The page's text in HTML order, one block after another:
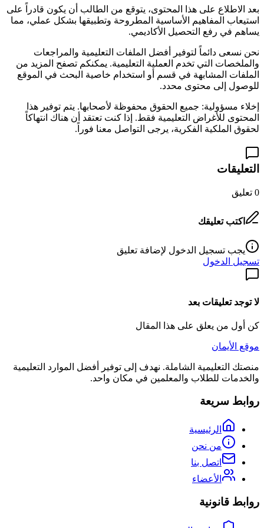
بعد الاطلاع على هذا المحتوى، يتوقع من الطالب أن يكون قادراً على
استيعاب المفاهيم الأساسية المطروحة وتطبيقها بشكل عملي، مما
يساهم في رفع التحصيل الأكاديمي.
نحن نسعى دائماً لتوفير أفضل الملفات التعليمية والمراجعات
والملخصات التي تخدم العملية التعليمية. يمكنكم تصفح المزيد من
الملفات المشابهة في قسم
أو استخدام خاصية البحث في الموقع
للوصول إلى محتوى محدد.
إخلاء مسؤولية: جميع الحقوق محفوظة لأصحابها. يتم توفير هذا
المحتوى للأغراض التعليمية فقط. إذا كنت تعتقد أن هناك انتهاكاً
لحقوق الملكية الفكرية، يرجى التواصل معنا فوراً.
التعليقات
0 تعليق
اكتب تعليقك
يجب تسجيل الدخول لإضافة تعليق
تسجيل الدخول
لا توجد تعليقات بعد
كن أول من يعلق على هذا المقال
موقع الأيمان
منصتك التعليمية الشاملة. نهدف إلى توفير أفضل الموارد التعليمية
والخدمات للطلاب والمعلمين في مكان واحد.
روابط سريعة
الرئيسية
من نحن
اتصل بنا
الأعضاء
روابط قانونية